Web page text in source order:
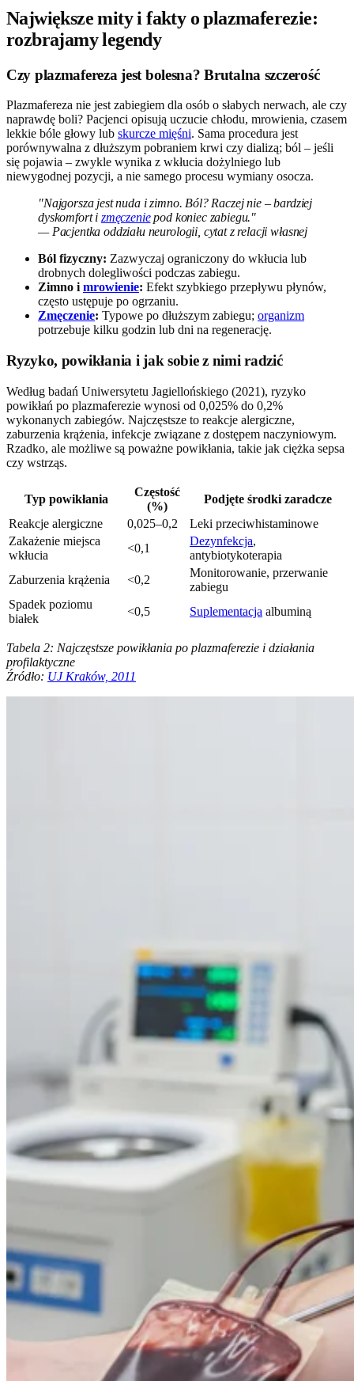
Największe mity i fakty o plazmaferezie:
rozbrajamy legendy
Czy plazmafereza jest bolesna? Brutalna szczerość
Plazmafereza nie jest zabiegiem dla osób o słabych nerwach, ale czy
naprawdę boli? Pacjenci opisują uczucie chłodu, mrowienia, czasem
lekkie bóle głowy lub skurcze mięśni. Sama procedura jest
porównywalna z dłuższym pobraniem krwi czy dializą; ból – jeśli
się pojawia – zwykle wynika z wkłucia dożylniego lub
niewygodnej pozycji, a nie samego procesu wymiany osocza.
"Najgorsza jest nuda i zimno. Ból? Raczej nie – bardziej
dyskomfort i zmęczeniepod koniec zabiegu."
— Pacjentka oddziału neurologii, cytat z relacji własnej
Ból fizyczny: Zazwyczaj ograniczony do wkłucia lub
drobnych dolegliwości podczas zabiegu.
Zimno i mrowienie: Efekt szybkiego przepływu płynów,
często ustępuje po ogrzaniu.
Zmęczenie: Typowe po dłuższym zabiegu; organizm
potrzebuje kilku godzin lub dni na regenerację.
Ryzyko, powikłania i jak sobie z nimi radzić
Według badań Uniwersytetu Jagiellońskiego (2021), ryzyko
powikłań po plazmaferezie wynosi od 0,025% do 0,2%
wykonanych zabiegów. Najczęstsze to reakcje alergiczne,
zaburzenia krążenia, infekcje związane z dostępem naczyniowym.
Rzadko, ale możliwe są poważne powikłania, takie jak ciężka sepsa
czy wstrząs.
Typ powikłania
Częstość
(%)
Podjęte środki zaradcze
Reakcje alergiczne
0,025–0,2
Leki przeciwhistaminowe
Zakażenie miejsca
wkłucia
<0,1
Dezynfekcja,
antybiotykoterapia
Zaburzenia krążenia
<0,2
Monitorowanie, przerwanie
zabiegu
Spadek poziomu
białek
<0,5 Suplementacja albuminą
Tabela 2: Najczęstsze powikłania po plazmaferezie i działania
profilaktyczne
Źródło: UJ Kraków, 2011